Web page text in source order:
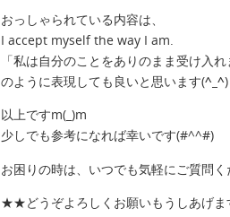
おっしゃられている内容は、
I accept myself the way I am.
「私は自分のことをありのまま受け入れ
のように表現しても良いと思います(^_^)
以上ですm(_)m
少しでも参考になれば幸いです(#^^#)
お困りの時は、いつでも気軽にご質問
★★どうぞよろしくお願いもうしあげ